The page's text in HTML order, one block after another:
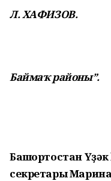
Л. ХАФИЗОВ.
Баймаҡ районы”.
Башҡортостан
секретары